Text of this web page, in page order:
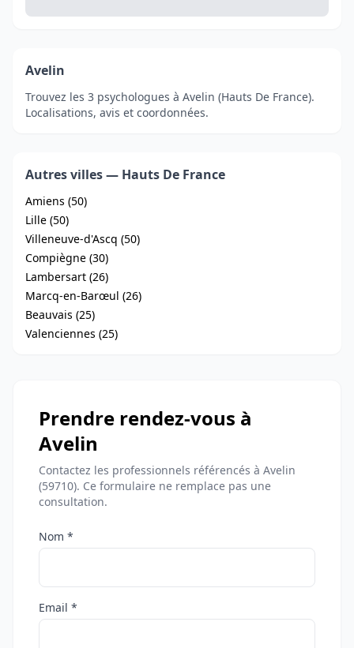
Avelin
Trouvez les 3 psychologues à Avelin (Hauts De France).
Localisations, avis et coordonnées.
Autres villes — Hauts De France
Amiens (50)
Lille (50)
Villeneuve-d'Ascq (50)
Compiègne (30)
Lambersart (26)
Marcq-en-Barœul (26)
Beauvais (25)
Valenciennes (25)
Prendre rendez-vous à
Avelin
Contactez les professionnels référencés à Avelin
(59710). Ce formulaire ne remplace pas une
consultation.
Nom *
Email *